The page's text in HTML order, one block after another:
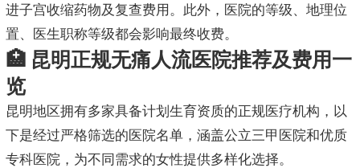
进子宫收缩药物及复查费用。此外，医院的等级、地理位
置、医生职称等级都会影响最终收费。
🏥 昆明正规无痛人流医院推荐及费用一
览
昆明地区拥有多家具备计划生育资质的正规医疗机构，以
下是经过严格筛选的医院名单，涵盖公立三甲医院和优质
专科医院，为不同需求的女性提供多样化选择。